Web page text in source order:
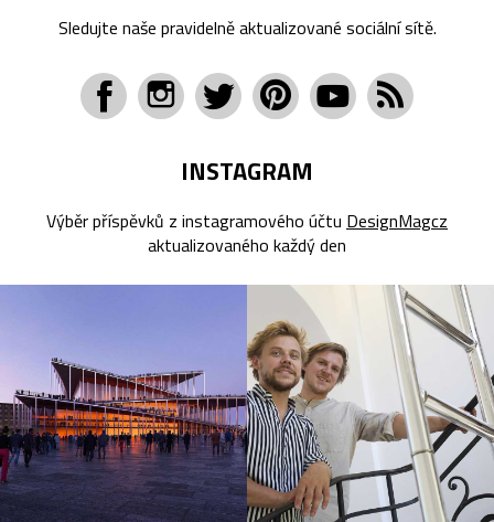
Sledujte naše pravidelně aktualizované sociální sítě.
INSTAGRAM
Výběr příspěvků z instagramového účtu DesignMagcz
aktualizovaného každý den